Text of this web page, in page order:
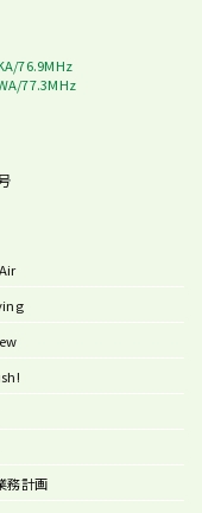
76.9MHz
77.3MHz
務計画